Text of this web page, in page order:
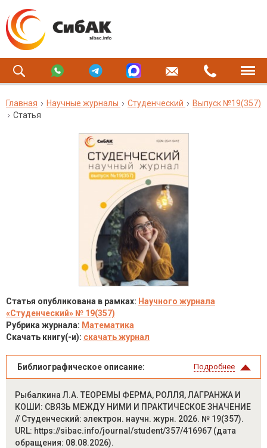
Главная Научные журналы Студенческий
Выпуск №19(357)
Статья
Статья опубликована в рамках: Научного журнала
«Студенческий» № 19(357)
Рубрика журнала: Математика
Скачать книгу(-и): скачать журнал
Библиографическое описание: Подробнее
Рыбалкина Л.А. ТЕОРЕМЫ ФЕРМА, РОЛЛЯ, ЛАГРАНЖА И
КОШИ: СВЯЗЬ МЕЖДУ НИМИ И ПРАКТИЧЕСКОЕ ЗНАЧЕНИЕ
// Студенческий: электрон. научн. журн. 2026. № 19(357).
URL: https://sibac.info/journal/student/357/416967 (дата
обращения: 08.08.2026).